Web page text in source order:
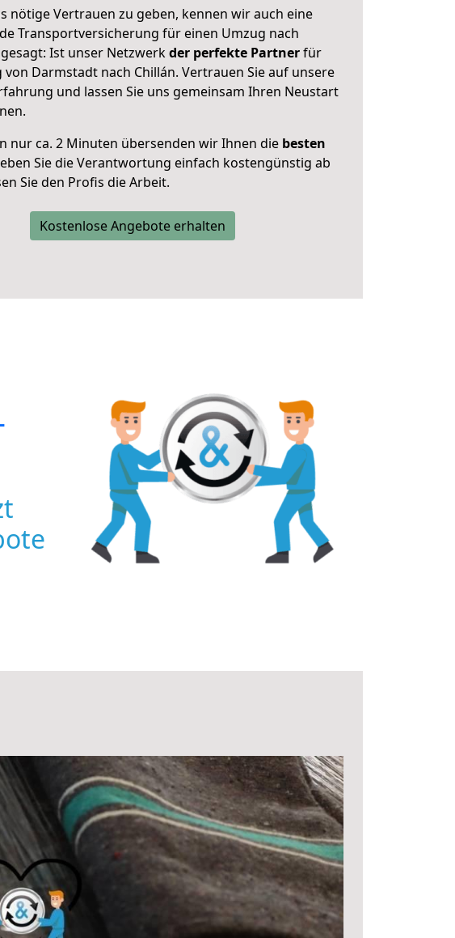
nötige Vertrauen zu geben, kennen wir auch eine
Transportversicherung für einen Umzug nach
Ist unser Netzwerkder perfekte Partnerfür
Darmstadt nach Chillán. Vertrauen Sie auf unsere
und lassen Sie uns gemeinsam Ihren Neustart
nur ca. 2 Minuten übersenden wir Ihnen die besten
Sie die Verantwortung einfach kostengünstig ab
Sie den Profis die Arbeit.
Kostenlose Angebote erhalten